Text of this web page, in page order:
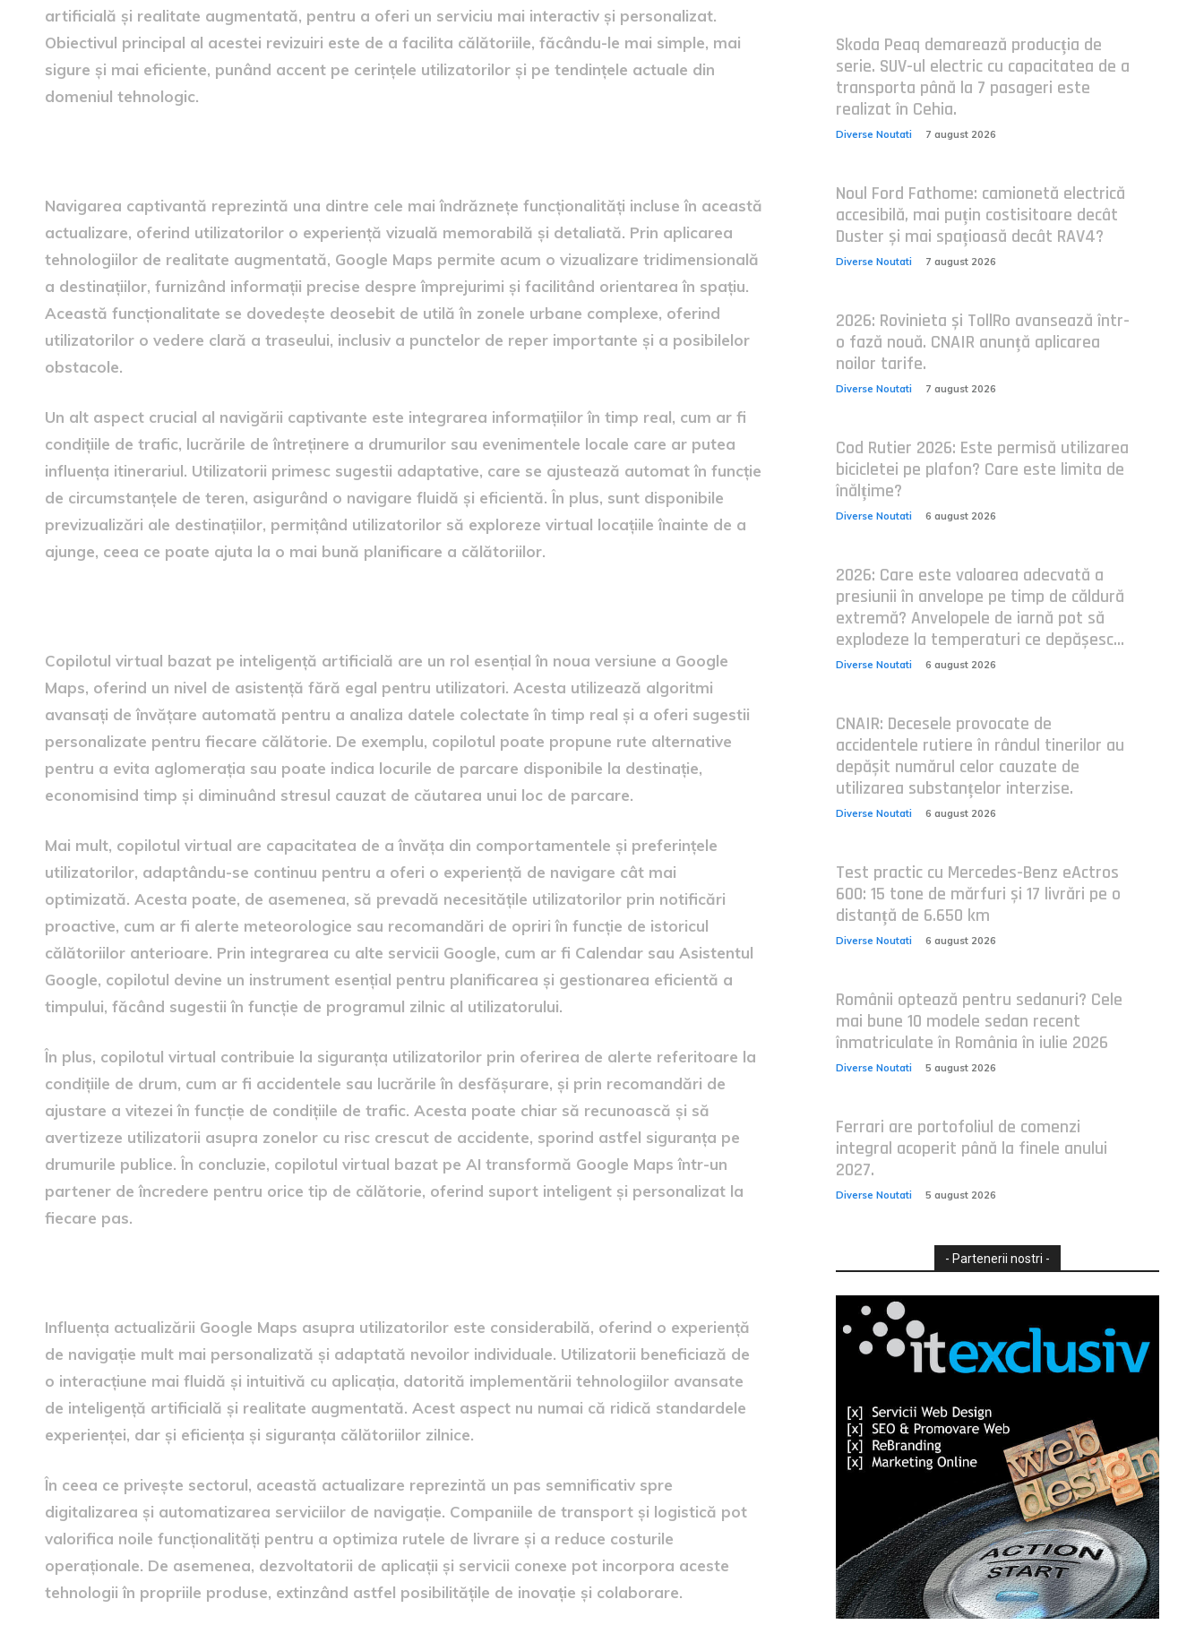
artificială și realitate augmentată, pentru a oferi un serviciu mai interactiv și personalizat.
Obiectivul principal al acestei revizuiri este de a facilita călătoriile, făcându-le mai simple, mai
sigure și mai eficiente, punând accent pe cerințele utilizatorilor și pe tendințele actuale din
domeniul tehnologic.
Navigarea captivantă reprezintă una dintre cele mai îndrăznețe funcționalități incluse în această
actualizare, oferind utilizatorilor o experiență vizuală memorabilă și detaliată. Prin aplicarea
tehnologiilor de realitate augmentată, Google Maps permite acum o vizualizare tridimensională
a destinațiilor, furnizând informații precise despre împrejurimi și facilitând orientarea în spațiu.
Această funcționalitate se dovedește deosebit de utilă în zonele urbane complexe, oferind
utilizatorilor o vedere clară a traseului, inclusiv a punctelor de reper importante și a posibilelor
obstacole.
Un alt aspect crucial al navigării captivante este integrarea informațiilor în timp real, cum ar fi
condițiile de trafic, lucrările de întreținere a drumurilor sau evenimentele locale care ar putea
influența itinerariul. Utilizatorii primesc sugestii adaptative, care se ajustează automat în funcție
de circumstanțele de teren, asigurând o navigare fluidă și eficientă. În plus, sunt disponibile
previzualizări ale destinațiilor, permițând utilizatorilor să exploreze virtual locațiile înainte de a
ajunge, ceea ce poate ajuta la o mai bună planificare a călătoriilor.
Copilotul virtual bazat pe inteligență artificială are un rol esențial în noua versiune a Google
Maps, oferind un nivel de asistență fără egal pentru utilizatori. Acesta utilizează algoritmi
avansați de învățare automată pentru a analiza datele colectate în timp real și a oferi sugestii
personalizate pentru fiecare călătorie. De exemplu, copilotul poate propune rute alternative
pentru a evita aglomerația sau poate indica locurile de parcare disponibile la destinație,
economisind timp și diminuând stresul cauzat de căutarea unui loc de parcare.
Mai mult, copilotul virtual are capacitatea de a învăța din comportamentele și preferințele
utilizatorilor, adaptându-se continuu pentru a oferi o experiență de navigare cât mai
optimizată. Acesta poate, de asemenea, să prevadă necesitățile utilizatorilor prin notificări
proactive, cum ar fi alerte meteorologice sau recomandări de opriri în funcție de istoricul
călătoriilor anterioare. Prin integrarea cu alte servicii Google, cum ar fi Calendar sau Asistentul
Google, copilotul devine un instrument esențial pentru planificarea și gestionarea eficientă a
timpului, făcând sugestii în funcție de programul zilnic al utilizatorului.
În plus, copilotul virtual contribuie la siguranța utilizatorilor prin oferirea de alerte referitoare la
condițiile de drum, cum ar fi accidentele sau lucrările în desfășurare, și prin recomandări de
ajustare a vitezei în funcție de condițiile de trafic. Acesta poate chiar să recunoască și să
avertizeze utilizatorii asupra zonelor cu risc crescut de accidente, sporind astfel siguranța pe
drumurile publice. În concluzie, copilotul virtual bazat pe AI transformă Google Maps într-un
partener de încredere pentru orice tip de călătorie, oferind suport inteligent și personalizat la
fiecare pas.
Influența actualizării Google Maps asupra utilizatorilor este considerabilă, oferind o experiență
de navigație mult mai personalizată și adaptată nevoilor individuale. Utilizatorii beneficiază de
o interacțiune mai fluidă și intuitivă cu aplicația, datorită implementării tehnologiilor avansate
de inteligență artificială și realitate augmentată. Acest aspect nu numai că ridică standardele
experienței, dar și eficiența și siguranța călătoriilor zilnice.
În ceea ce privește sectorul, această actualizare reprezintă un pas semnificativ spre
digitalizarea și automatizarea serviciilor de navigație. Companiile de transport și logistică pot
valorifica noile funcționalități pentru a optimiza rutele de livrare și a reduce costurile
operaționale. De asemenea, dezvoltatorii de aplicații și servicii conexe pot incorpora aceste
tehnologii în propriile produse, extinzând astfel posibilitățile de inovație și colaborare.
Skoda Peaq demarează producția de
serie. SUV-ul electric cu capacitatea de a
transporta până la 7 pasageri este
realizat în Cehia.
Diverse Noutati 7 august 2026
Noul Ford Fathome: camionetă electrică
accesibilă, mai puțin costisitoare decât
Duster și mai spațioasă decât RAV4?
Diverse Noutati 7 august 2026
2026: Rovinieta și TollRo avansează într-
o fază nouă. CNAIR anunță aplicarea
noilor tarife.
Diverse Noutati 7 august 2026
Cod Rutier 2026: Este permisă utilizarea
bicicletei pe plafon? Care este limita de
înălțime?
Diverse Noutati 6 august 2026
2026: Care este valoarea adecvată a
presiunii în anvelope pe timp de căldură
extremă? Anvelopele de iarnă pot să
explodeze la temperaturi ce depășesc...
Diverse Noutati 6 august 2026
CNAIR: Decesele provocate de
accidentele rutiere în rândul tinerilor au
depășit numărul celor cauzate de
utilizarea substanțelor interzise.
Diverse Noutati 6 august 2026
Test practic cu Mercedes-Benz eActros
600: 15 tone de mărfuri și 17 livrări pe o
distanță de 6.650 km
Diverse Noutati 6 august 2026
Românii optează pentru sedanuri? Cele
mai bune 10 modele sedan recent
înmatriculate în România în iulie 2026
Diverse Noutati 5 august 2026
Ferrari are portofoliul de comenzi
integral acoperit până la finele anului
2027.
Diverse Noutati 5 august 2026
- Partenerii nostri -